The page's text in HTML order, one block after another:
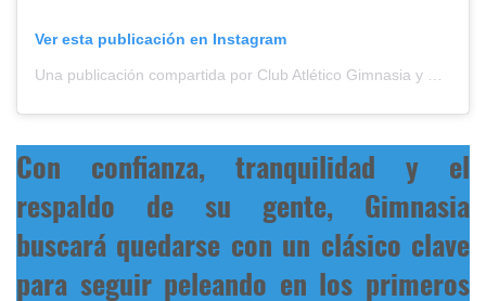
Ver esta publicación en Instagram
Una publicación compartida por Club Atlético Gimnasia y Esgrima de Jujuy (@oficialgyejujuy)
Con confianza, tranquilidad y el
respaldo de su gente, Gimnasia
buscará quedarse con un clásico clave
para seguir peleando en los primeros